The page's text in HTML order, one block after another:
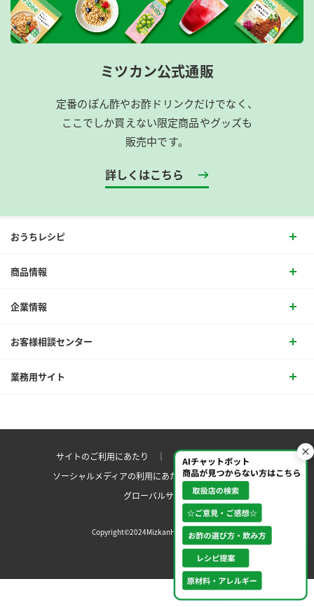
ミツカン公式通販
定番のぽん酢やお酢ドリンクだけでなく、
ここでしか買えない限定商品やグッズも
販売中です。
詳しくはこちら
おうちレシピ
商品情報
企業情報
お客様相談センター
業務用サイト
サイトのご利用にあたり ｜プライバシーポリシー
ソーシャルメディアの利用にあたりサイトマップ ｜
グローバルサイト
Copyright©2024MizkanHoldingsCo.Ltd.